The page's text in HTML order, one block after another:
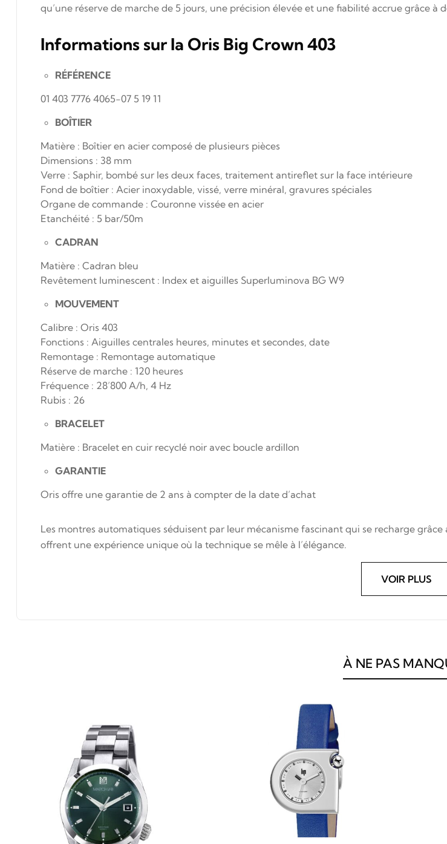
qu’une réserve de marche de 5 jours, une précision élevée et une fiabilité accrue grâce à
Informations sur la Oris Big Crown 403
RÉFÉRENCE
01 403 7776 4065-07 5 19 11
BOÎTIER
Matière : Boîtier en acier composé de plusieurs pièces
Dimensions : 38 mm
Verre : Saphir, bombé sur les deux faces, traitement antireflet sur la face intérieure
Fond de boîtier : Acier inoxydable, vissé, verre minéral, gravures spéciales
Organe de commande : Couronne vissée en acier
Etanchéité : 5 bar/50m
CADRAN
Matière : Cadran bleu
Revêtement luminescent : Index et aiguilles Superluminova BG W9
MOUVEMENT
Calibre : Oris 403
Fonctions : Aiguilles centrales heures, minutes et secondes, date
Remontage : Remontage automatique
Réserve de marche : 120 heures
Fréquence : 28’800 A/h, 4 Hz
Rubis : 26
BRACELET
Matière : Bracelet en cuir recyclé noir avec boucle ardillon
GARANTIE
Oris offre une garantie de 2 ans à compter de la date d’achat
Les montres automatiques séduisent par leur mécanisme fascinant qui se recharge
offrent une expérience unique où la technique se mêle à l’élégance.
VOIR PLUS
À NE PAS